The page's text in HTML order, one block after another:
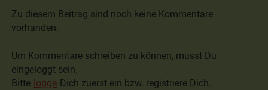
Zu diesem Beitrag sind noch keine Kommentare
vorhanden.
Um Kommentare schreiben zu können, musst Du
eingeloggt sein.
Bitte logge Dich zuerst ein bzw. registriere Dich.